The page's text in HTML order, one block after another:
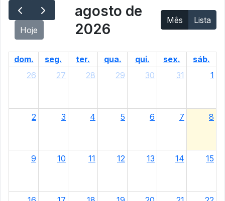
Hoje
agosto de
2026
Mês Lista
dom. seg. ter. qua. qui. sex.
sáb.
26
27 28 29 30 31 1
2 3 4 5 6 7 8
9 10 11 12 13 14 15